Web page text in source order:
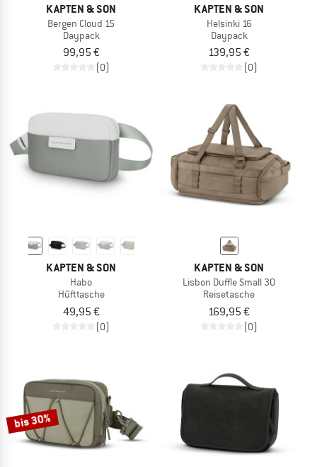
KAPTEN & SON
Bergen Cloud 15
Daypack
99,95 €
(0)
KAPTEN & SON
Helsinki 16
Daypack
139,95 €
(0)
KAPTEN & SON
Habo
Hüfttasche
49,95 €
(0)
KAPTEN & SON
Lisbon Duffle Small 30
Reisetasche
169,95 €
(0)
bis 30%